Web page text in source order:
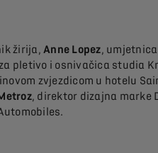
žirija, Anne Lopez,
pletivo i osnivačica studia
zvjezdicom u hotelu
, direktor dizajna marke